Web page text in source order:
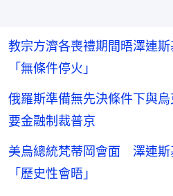
教宗方濟各喪禮期間晤澤連
「無條件停火」
俄羅斯準備無先決條件下與
要金融制裁普京
美烏總統梵蒂岡會面 澤連
「歷史性會晤」